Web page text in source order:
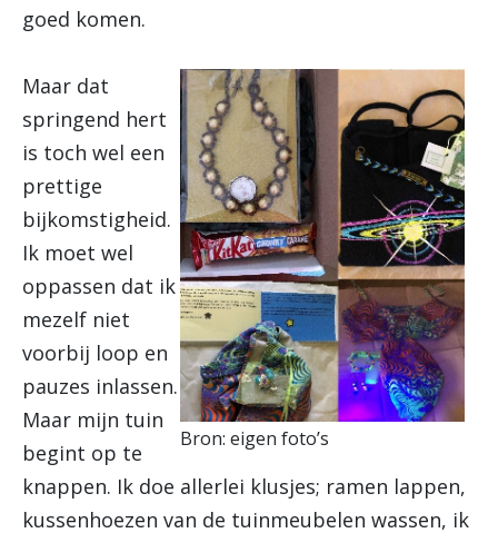
goed komen.
Bron: eigen foto’s
Maar dat
springend hert
is toch wel een
prettige
bijkomstigheid.
Ik moet wel
oppassen dat ik
mezelf niet
voorbij loop en
pauzes inlassen.
Maar mijn tuin
begint op te
knappen. Ik doe allerlei klusjes; ramen lappen,
kussenhoezen van de tuinmeubelen wassen, ik